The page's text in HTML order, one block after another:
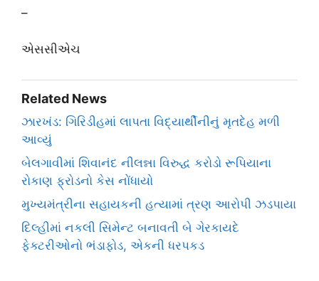
–
એસસીએચ
Related News
ઝારખંડ: ગિરિડીહમાં લાપતા વિદ્યાર્થીનીનું મૃતદેહ મળી
આવ્યું
બેલગાવીમાં શિવાનંદ નીલન્ના વિરુદ્ધ કરોડો રૂપિયાના
રોકાણ ફ્રોડનો કેસ નોંધાયો
મુખ્યમંત્રીના સહાયકની હત્યામાં ત્રણ આરોપી ઝડપાયા
દિલ્હીમાં નકલી સિમેન્ટ બનાવતી બે ગેરકાયદે
ફેક્ટરીઓનો ભંડાફોડ, એકની ધરપકડ